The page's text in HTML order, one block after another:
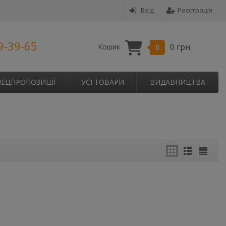
Вхід Реєстрація
39-65 Кошик 0 0 грн.
УСІ ТОВАРИ ВИДАВНИЦТВА